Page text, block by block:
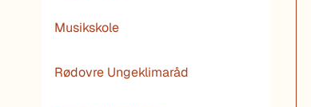
Musikskole
Rødovre Ungeklimaråd